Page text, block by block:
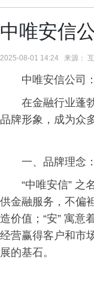
中唯安信
2025-08-01 14:24 来源：
中唯安信公司
在金融行业蓬
品牌形象，成为众
一、品牌理念
“中唯安信” 之
供金融服务，不偏
造价值；“安” 寓意
经营赢得客户和市
展的基石。